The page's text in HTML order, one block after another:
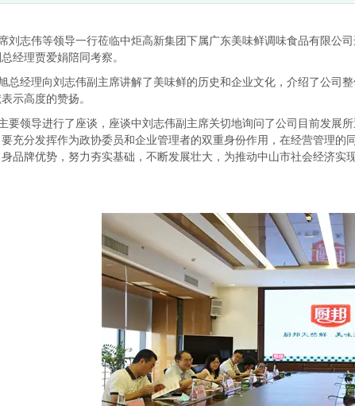
刘志伟等领导一行莅临中炬高新集团下属广东美味鲜调味食品有限
经理贾爱娟陪同考察。
总经理向刘志伟副主席讲解了美味鲜的历史和企业文化，介绍了公司
示高度的赞扬。
要领导进行了座谈，座谈中刘志伟副主席关切地询问了公司目前发展
充分发挥作为政协委员和企业管理者的双重身份作用，在经营管理
品牌优势，努力夯实基础，不断发展壮大，为推动中山市社会经济实